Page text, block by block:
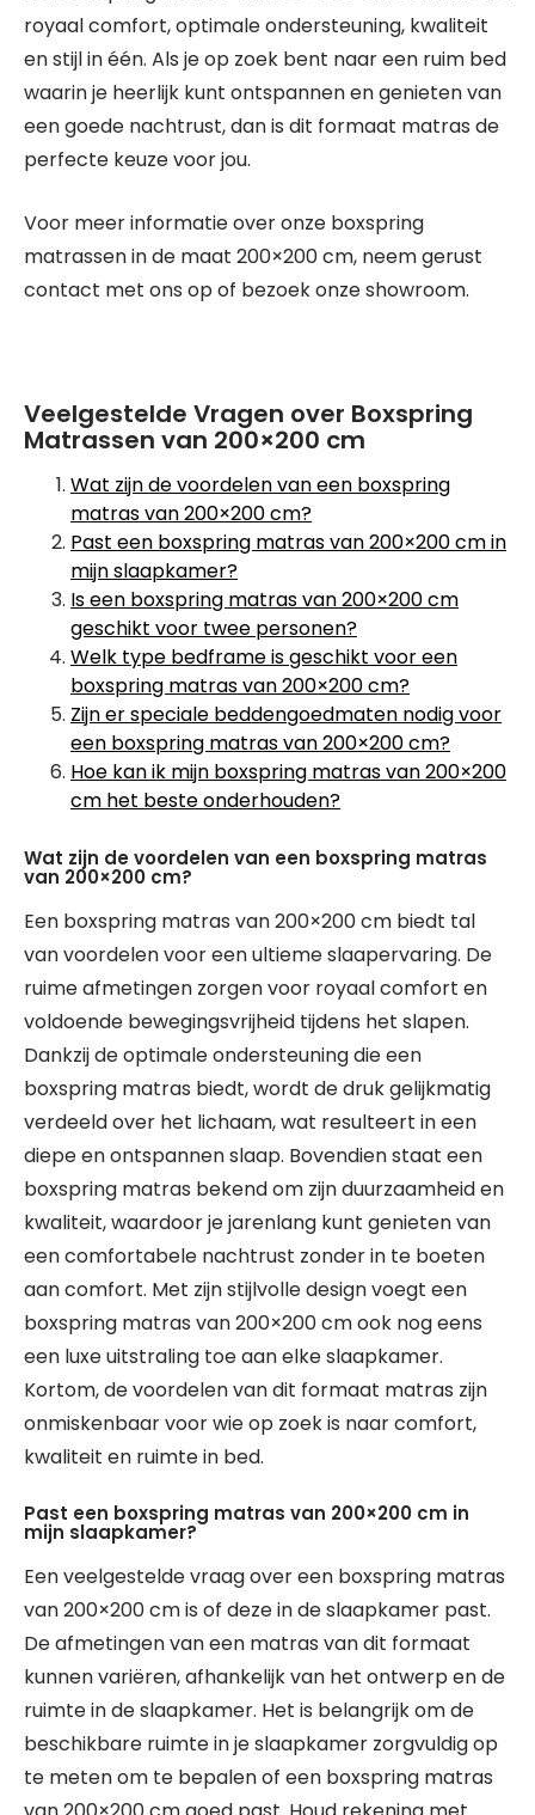
royaal comfort, optimale ondersteuning, kwaliteit
en stijl in één. Als je op zoek bent naar een ruim bed
waarin je heerlijk kunt ontspannen en genieten van
een goede nachtrust, dan is dit formaat matras de
perfecte keuze voor jou.
Voor meer informatie over onze boxspring
matrassen in de maat 200×200 cm, neem gerust
contact met ons op of bezoek onze showroom.
Veelgestelde Vragen over Boxspring
Matrassen van 200×200 cm
Wat zijn de voordelen van een boxspring
matras van 200×200 cm?
Past een boxspring matras van 200×200 cm in
mijn slaapkamer?
Is een boxspring matras van 200×200 cm
geschikt voor twee personen?
Welk type bedframe is geschikt voor een
boxspring matras van 200×200 cm?
Zijn er speciale beddengoedmaten nodig voor
een boxspring matras van 200×200 cm?
Hoe kan ik mijn boxspring matras van 200×200
cm het beste onderhouden?
Wat zijn de voordelen van een boxspring matras
van 200×200 cm?
Een boxspring matras van 200×200 cm biedt tal
van voordelen voor een ultieme slaapervaring. De
ruime afmetingen zorgen voor royaal comfort en
voldoende bewegingsvrijheid tijdens het slapen.
Dankzij de optimale ondersteuning die een
boxspring matras biedt, wordt de druk gelijkmatig
verdeeld over het lichaam, wat resulteert in een
diepe en ontspannen slaap. Bovendien staat een
boxspring matras bekend om zijn duurzaamheid en
kwaliteit, waardoor je jarenlang kunt genieten van
een comfortabele nachtrust zonder in te boeten
aan comfort. Met zijn stijlvolle design voegt een
boxspring matras van 200×200 cm ook nog eens
een luxe uitstraling toe aan elke slaapkamer.
Kortom, de voordelen van dit formaat matras zijn
onmiskenbaar voor wie op zoek is naar comfort,
kwaliteit en ruimte in bed.
Past een boxspring matras van 200×200 cm in
mijn slaapkamer?
Een veelgestelde vraag over een boxspring matras
van 200×200 cm is of deze in de slaapkamer past.
De afmetingen van een matras van dit formaat
kunnen variëren, afhankelijk van het ontwerp en de
ruimte in de slaapkamer. Het is belangrijk om de
beschikbare ruimte in je slaapkamer zorgvuldig op
te meten om te bepalen of een boxspring matras